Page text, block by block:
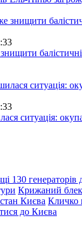
ситуація:
130 генераторів
Крижаний
Києва Кличко
до Києва